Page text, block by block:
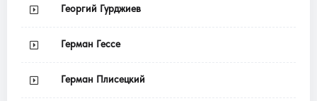
Георгий Гурджиев
Герман Гессе
Герман Плисецкий